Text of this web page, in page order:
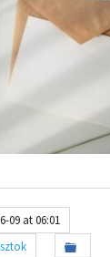
09 at 06:01